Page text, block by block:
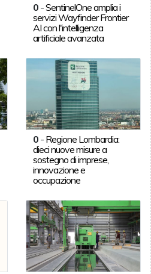
0 -SentinelOne amplia i
servizi Wayfinder Frontier
AI con l'intelligenza
artificiale avanzata
0 - Regione Lombardia:
dieci nuove misure a
sostegno di imprese,
innovazione e
occupazione